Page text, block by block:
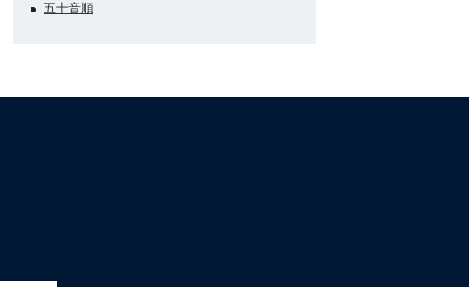
五十音順